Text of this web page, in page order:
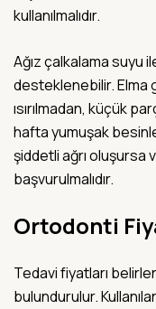
kullanılmalıdır.
Ağız çalkalama suyu
desteklenebilir. Elma
ısırılmadan, küçük
hafta yumuşak
şiddetli ağrı oluşursa
başvurulmalıdır.
Ortodonti
Tedavi fiyatları
bulundurulur.